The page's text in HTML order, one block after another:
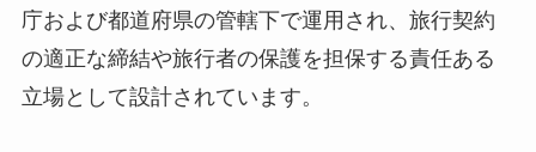
庁および都道府県の管轄下で運用され、旅行契約
の適正な締結や旅行者の保護を担保する責任ある
立場として設計されています。